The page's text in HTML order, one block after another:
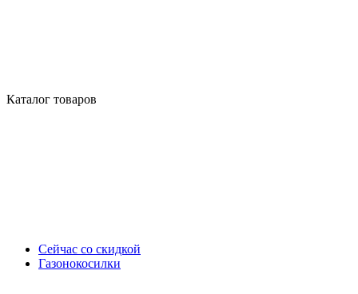
Каталог товаров
Сейчас со скидкой
Газонокосилки